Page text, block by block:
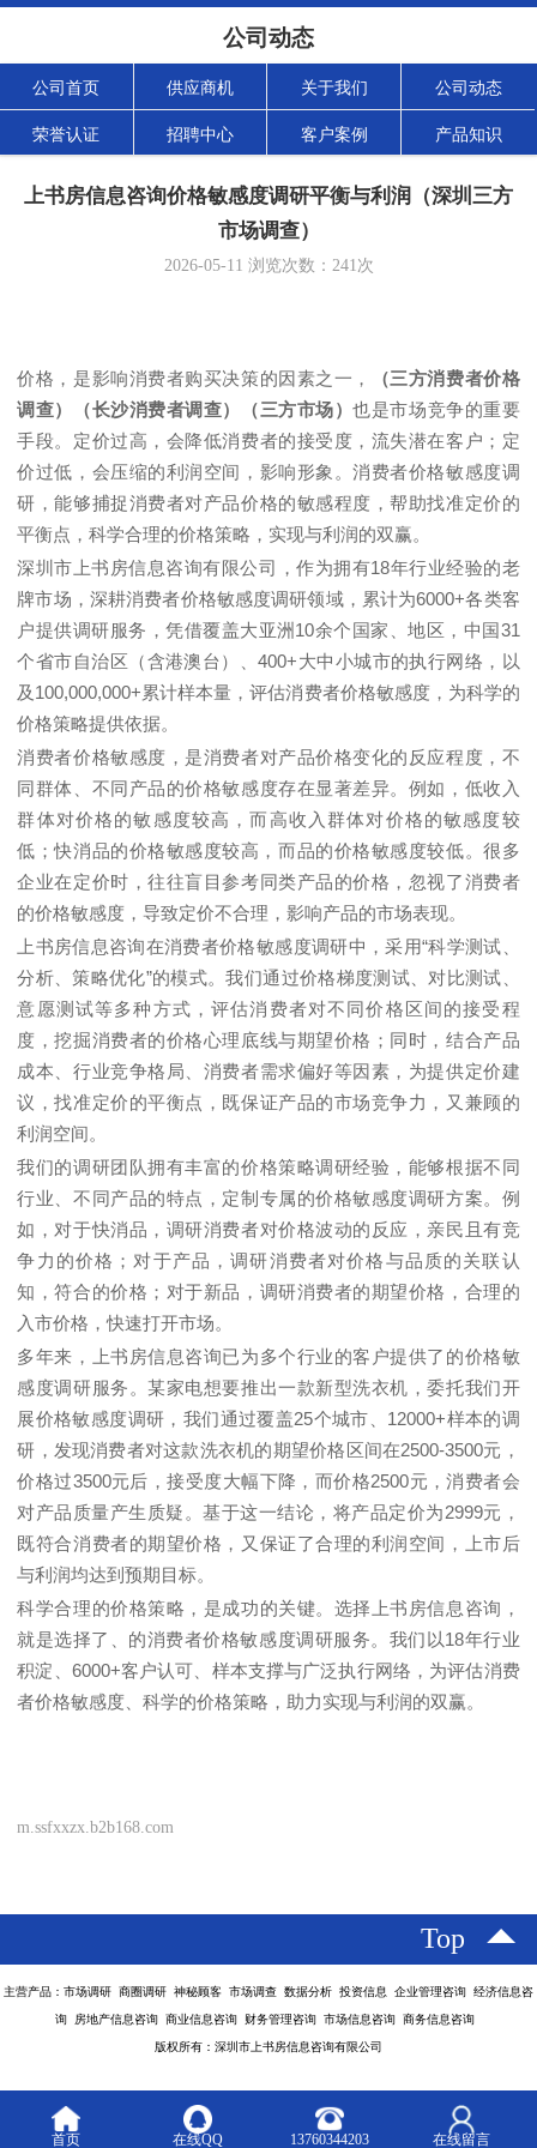
公司动态
公司首页 供应商机 关于我们 公司动态
荣誉认证 招聘中心 客户案例 产品知识
上书房信息咨询价格敏感度调研平衡与利润（深圳三方
市场调查）
2026-05-11 浏览次数： 241次
价格，是影响消费者购买决策的因素之一， （三方消费者价格
调查）（长沙消费者调查）（三方市场）也是市场竞争的重要
手段。定价过高，会降低消费者的接受度，流失潜在客户；定
价过低，会压缩的利润空间，影响形象。消费者价格敏感度调
研，能够捕捉消费者对产品价格的敏感程度，帮助找准定价的
平衡点，科学合理的价格策略，实现与利润的双赢。
深圳市上书房信息咨询有限公司，作为拥有18年行业经验的老
牌市场，深耕消费者价格敏感度调研领域，累计为6000+各类客
户提供调研服务，凭借覆盖大亚洲 10余个国家、地区，中国 31
个省市自治区（含港澳台）、400+大中小城市的执行网络，以
及 100,000,000+累计样本量，评估消费者价格敏感度，为科学的
价格策略提供依据。
消费者价格敏感度，是消费者对产品价格变化的反应程度，不
同群体、不同产品的价格敏感度存在显著差异。例如，低收入
群体对价格的敏感度较高，而高收入群体对价格的敏感度较
低；快消品的价格敏感度较高，而品的价格敏感度较低。很多
企业在定价时，往往盲目参考同类产品的价格，忽视了消费者
的价格敏感度，导致定价不合理，影响产品的市场表现。
上书房信息咨询在消费者价格敏感度调研中，采用“科学测试、
分析、策略优化”的模式。我们通过价格梯度测试、对比测试、
意愿测试等多种方式，评估消费者对不同价格区间的接受程
度，挖掘消费者的价格心理底线与期望价格；同时，结合产品
成本、行业竞争格局、消费者需求偏好等因素，为提供定价建
议，找准定价的平衡点，既保证产品的市场竞争力，又兼顾的
利润空间。
我们的调研团队拥有丰富的价格策略调研经验，能够根据不同
行业、不同产品的特点，定制专属的价格敏感度调研方案。例
如，对于快消品，调研消费者对价格波动的反应，亲民且有竞
争力的价格；对于产品，调研消费者对价格与品质的关联认
知，符合的价格；对于新品，调研消费者的期望价格，合理的
入市价格，快速打开市场。
多年来，上书房信息咨询已为多个行业的客户提供了的价格敏
感度调研服务。某家电想要推出一款新型洗衣机，委托我们开
展价格敏感度调研，我们通过覆盖25个城市、 12000+样本的调
研，发现消费者对这款洗衣机的期望价格区间在2500-3500元，
价格过3500元后，接受度大幅下降，而价格2500元，消费者会
对产品质量产生质疑。基于这一结论，将产品定价为2999元，
既符合消费者的期望价格，又保证了合理的利润空间，上市后
与利润均达到预期目标。
科学合理的价格策略，是成功的关键。选择上书房信息咨询，
就是选择了、的消费者价格敏感度调研服务。我们以18年行业
积淀、 6000+客户认可、样本支撑与广泛执行网络，为评估消费
者价格敏感度、科学的价格策略，助力实现与利润的双赢。
m.ssfxxzx.b2b168.com
Top
主营产品：市场调研 商圈调研 神秘顾客 市场调查 数据分析 投资信息 企业管理咨询 经济信息咨
询 房地产信息咨询 商业信息咨询 财务管理咨询 市场信息咨询 商务信息咨询
版权所有：深圳市上书房信息咨询有限公司
首页 在线QQ 13760344203 在线留言